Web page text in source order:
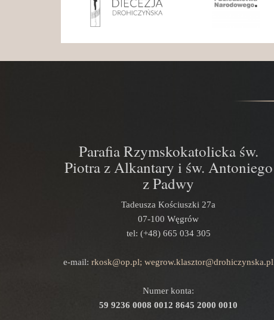
Parafia Rzymskokatolicka św.
Piotra z Alkantary i św. Antoniego
z Padwy
Tadeusza Kościuszki 27a
07-100 Węgrów
tel: (+48) 665 034 305
e-mail: rkosk@op.pl; wegrow.klasztor@drohiczynska.pl
Numer konta:
59 9236 0008 0012 8645 2000 0010